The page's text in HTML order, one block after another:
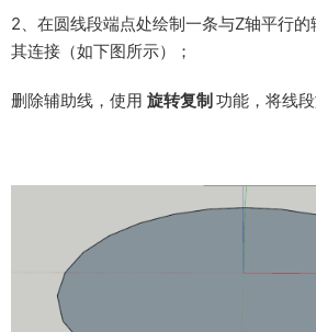
2、在圆线段端点处绘制一条与Z轴平行
其连接（如下图所示）；
删除辅助线，使用 旋转复制 功能，将线